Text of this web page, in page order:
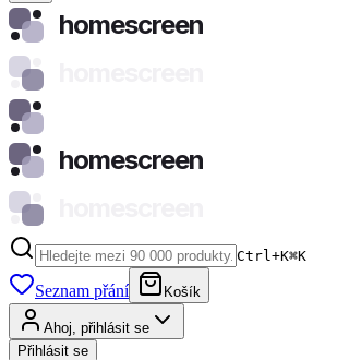
homescreen
homescreen
Ctrl+K⌘K
Seznam přání Košík
Ahoj, přihlásit se
Přihlásit se